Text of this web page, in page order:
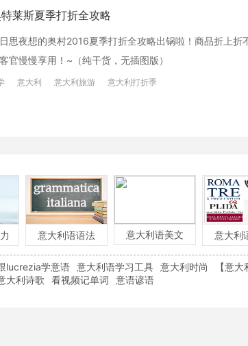
莱斯夏季打折全攻略
思夜想的奥村2016夏季打折全攻略出锅啦！商品折上折
官慢慢享用！~（纯干货，无插图版）
意大利 意大利旅游 意大利打折季
意大利语语法 意大利语美文 意大利
lucrezia学意语 意大利语学习工具 意大利时尚
【意
大利诗歌 看视频记单词 意语谚语